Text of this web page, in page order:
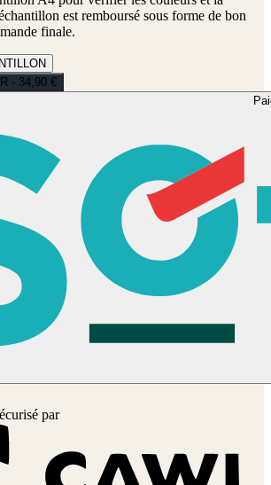
est remboursé sous forme de bon
finale.
- 34,90 €
par